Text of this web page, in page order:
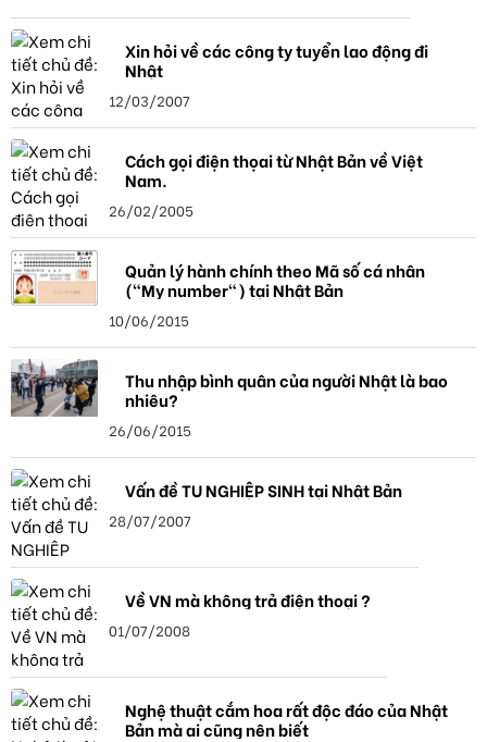
Xin hỏi về các công ty tuyển lao động đi
Nhật
12/03/2007
Cách gọi điện thọai từ Nhật Bản về Việt
Nam.
26/02/2005
Quản lý hành chính theo Mã số cá nhân
("My number") tại Nhật Bản
10/06/2015
Thu nhập bình quân của người Nhật là bao
nhiêu?
26/06/2015
Vấn đề TU NGHIỆP SINH tại Nhật Bản
28/07/2007
Về VN mà không trả điện thoại ?
01/07/2008
Nghệ thuật cắm hoa rất độc đáo của Nhật
Bản mà ai cũng nên biết